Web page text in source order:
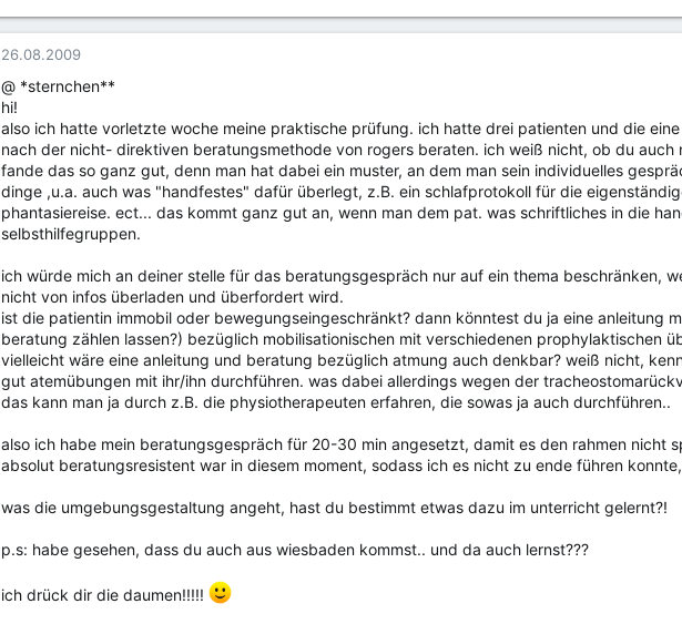
26.08.2009
@ *sternchen**
hi!
also ich hatte vorletzte woche meine praktische prüfung. ich hatte drei patienten und die
nach der nicht- direktiven beratungsmethode von rogers beraten. ich weiß nicht, ob du
fande das so ganz gut, denn man hat dabei ein muster, an dem man sein individuelles
dinge ,u.a. auch was "handfestes" dafür überlegt, z.B. ein schlafprotokoll für die
phantasiereise. ect... das kommt ganz gut an, wenn man dem pat. was schriftliches in die
selbsthilfegruppen.
ich würde mich an deiner stelle für das beratungsgespräch nur auf ein thema beschränken,
nicht von infos überladen und überfordert wird.
ist die patientin immobil oder bewegungseingeschränkt? dann könntest du ja eine anleitung
beratung zählen lassen?) bezüglich mobilisationischen mit verschiedenen prophylaktischen
vielleicht wäre eine anleitung und beratung bezüglich atmung auch denkbar? weiß nicht,
gut atemübungen mit ihr/ihn durchführen. was dabei allerdings wegen der
das kann man ja durch z.B. die physiotherapeuten erfahren, die sowas ja auch durchführen..
also ich habe mein beratungsgespräch für 20-30 min angesetzt, damit es den rahmen nicht
absolut beratungsresistent war in diesem moment, sodass ich es nicht zu ende führen
was die umgebungsgestaltung angeht, hast du bestimmt etwas dazu im unterricht gelernt?!
p.s: habe gesehen, dass du auch aus wiesbaden kommst.. und da auch lernst???
ich drück dir die daumen!!!!!